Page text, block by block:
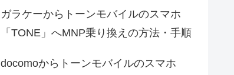
ガラケーからトーンモバイルのスマホ
「TONE」へMNP乗り換えの方法・手順
docomoからトーンモバイルのスマホ